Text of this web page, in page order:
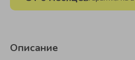
Описание